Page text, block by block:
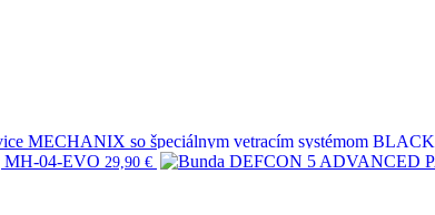
MECHANIX so špeciálnym vetracím systémom BLACK
MH-04-EVO 29,90 €